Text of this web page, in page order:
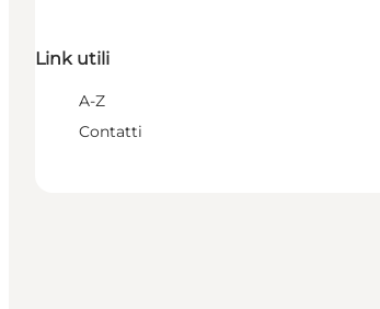
Link utili
A-Z
Contatti